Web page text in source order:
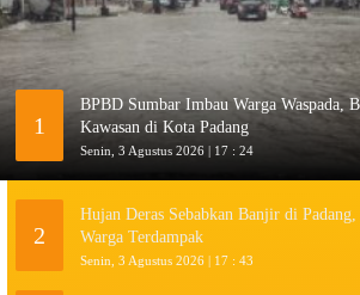
1
BPBD Sumbar Imbau Warga Waspada,
Kawasan di Kota Padang
Senin, 3 Agustus 2026 | 17 : 24
2
Hujan Deras Sebabkan Banjir di
Warga Terdampak
Senin, 3 Agustus 2026 | 17 : 43